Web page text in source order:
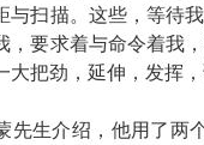
与扫描。这些，等待
，要求着与命令着我
大把劲，延伸，发挥
介绍，他用了两个